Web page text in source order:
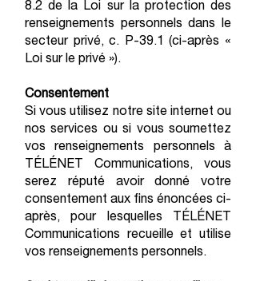
8.2 de la Loi sur la protection des
renseignements personnels dans le
secteur privé, c. P-39.1 (ci-après «
Loi sur le privé »).
Consentement
Si vous utilisez notre site internet ou
nos services ou si vous soumettez
vos renseignements personnels à
TÉLÉNET Communications, vous
serez réputé avoir donné votre
consentement aux fins énoncées ci-
après, pour lesquelles TÉLÉNET
Communications recueille et utilise
vos renseignements personnels.